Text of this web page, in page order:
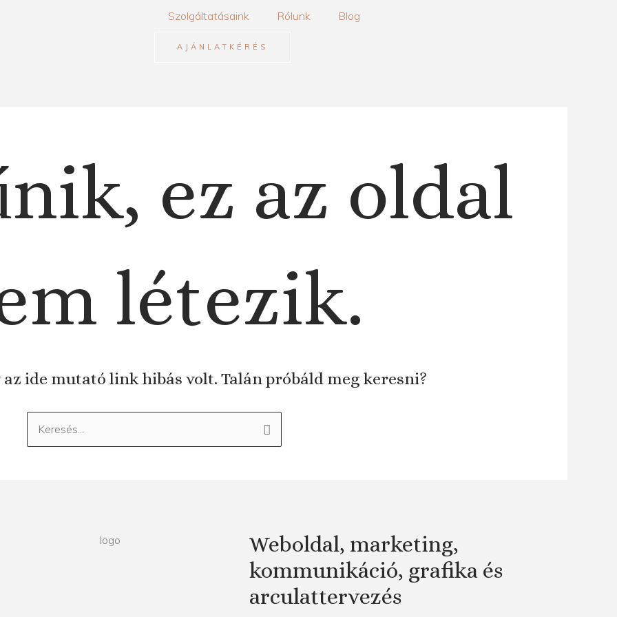
Szolgáltatásaink Rólunk Blog
AJÁNLATKÉRÉS
ez az oldal
létezik.
ide mutató link hibás volt. Talán próbáld meg keresni?
Keresés:
Weboldal, marketing,
kommunikáció, grafika és
arculattervezés